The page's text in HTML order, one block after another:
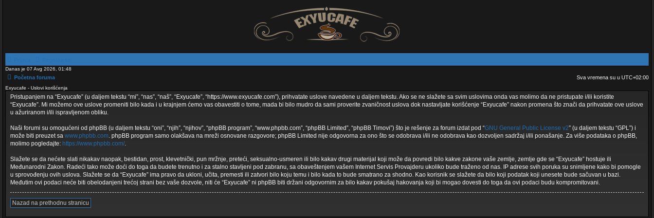
Danas je 07 Avg 2026, 01:48
Početna foruma Sva vremena su u UTC+02:00
Exyucafe - Uslovi korišćenja
Pristupanjem na “Exyucafe” (u daljem tekstu “mi”, “nas”, “naš”, “Exyucafe”, “https://www.exyucafe.com”), prihvatate uslove navedene u daljem tekstu. Ako se ne slažete sa svim uslovima onda vas molimo da ne pristupate i/ili koristite
“Exyucafe”. Mi možemo ove uslove promeniti bilo kada i u krajnjem ćemo vas obavestiti o tome, mada bi bilo mudro da sami proverite zvaničnost uslova dok nastavljate korišćenje “Exyucafe” nakon promena što znači da prihvatate ove uslove
u ažuriranom i/ili ispravljenom obliku.
Naši forumi su omogućeni od phpBB (u daljem tekstu “oni”, “njih”, “njihov”, “phpBB program”, “www.phpbb.com”, “phpBB Limited”, “phpBB Timovi”) što je rešenje za forum izdat pod “GNU General Public License v2” (u daljem tekstu “GPL”) i
može biti preuzet sa www.phpbb.com. phpBB program samo olakšava na mreži osnovane razgovore; phpBB Limited nije odgovorna za ono što se odobrava i/ili ne odobrava kao dozvoljen sadržaj i/ili ponašanje. Za više podataka o phpBB,
molimo pogledajte: https://www.phpbb.com/.
Slažete se da nećete slati nikakav naopak, bestidan, prost, klevetnički, pun mržnje, preteći, seksualno-usmeren ili bilo kakav drugi materijal koji može da povredi bilo kakve zakone vaše zemlje, zemlje gde se “Exyucafe” hostuje ili
Međunarodni Zakon. Radeći tako može doći do toga da budete trenutno i za stalno stavljeni pod zabranu, sa obaveštenjem vašem Internet Servis Provajderu ukoliko bude traženo od nas. IP adrese svih poruka su snimljene kako bi pomogle
u sprovođenju ovih uslova. Slažete se da “Exyucafe” ima pravo da ukloni, učita, premesti ili zatvori bilo koju temu i bilo kada to bude smatrano za shodno. Kao korisnik se slažete da bilo koji podatak koji unesete bude sačuvan u bazi.
Međutim ovi podaci neće biti obelodanjeni trećoj strani bez vaše dozvole, niti će “Exyucafe” ni phpBB biti držani odgovornim za bilo kakav pokušaj hakovanja koji bi mogao dovesti do toga da ovi podaci budu kompromitovani.
Nazad na prethodnu stranicu